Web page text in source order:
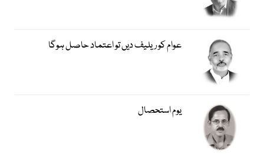
عوام کو ریلیف دیں تو اعتماد حاصل ہوگا
یوم استحصال